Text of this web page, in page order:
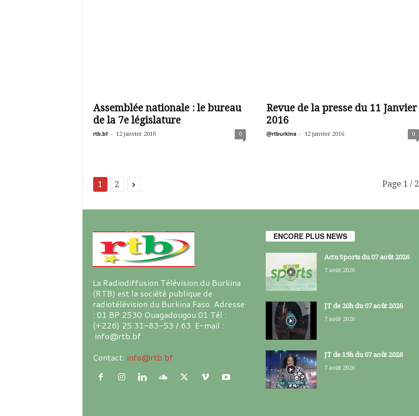
Assemblée nationale : le bureau
de la 7e législature
rtb.bf - 12 janvier 2016 0
Revue de la presse du 11 Janvier
2016
@rtburkina - 12 janvier 2016 0
1 2 Page 1 / 2
La Radiodiffusion Télévision du Burkina
(RTB) est la société publique de
radiotélévision du Burkina Faso. Adresse
: 01 BP 2530 Ouagadougou 01 Tél :
(+226) 25 31-83-53 / 63 E-mail :
info@rtb.bf
Contact: info@rtb.bf
ENCORE PLUS NEWS
Actu Sports du 07 août 2026
7 août 2026
JT de 20h du 07 août 2026
7 août 2026
JT de 19h du 07 août 2026
7 août 2026